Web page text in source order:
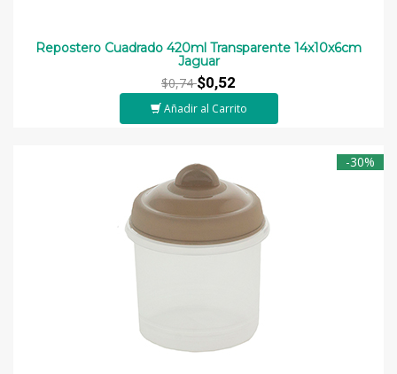
Repostero Cuadrado 420ml Transparente 14x10x6cm
Jaguar
$0,74$0,52
Añadir al Carrito
-30%